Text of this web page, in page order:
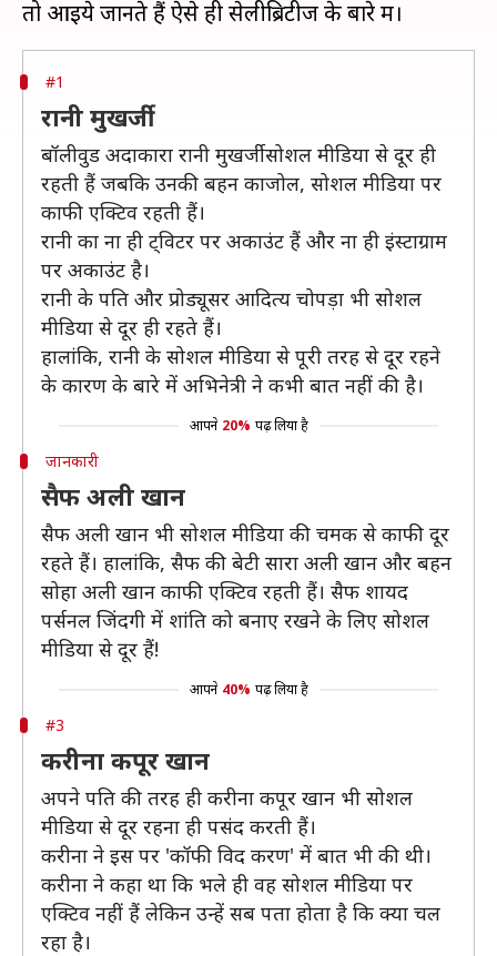
#1
रानी मुखर्जी
बॉलीवुड अदाकारा रानी मुखर्जी सोशल मीडिया से दूर ही
रहती हैं जबकि उनकी बहन काजोल, सोशल मीडिया पर
काफी एक्टिव रहती हैं।
रानी का ना ही ट्विटर पर अकाउंट हैं और ना ही इंस्टाग्राम
पर अकाउंट है।
रानी के पति और प्रोड्यूसर आदित्य चोपड़ा भी सोशल
मीडिया से दूर ही रहते हैं।
हालांकि, रानी के सोशल मीडिया से पूरी तरह से दूर रहने
के कारण के बारे में अभिनेत्री ने कभी बात नहीं की है।
आपने 20% पढ़ लिया है
जानकारी
सैफ अली खान
सैफ अली खान भी सोशल मीडिया की चमक से काफी दूर
रहते हैं। हालांकि, सैफ की बेटी सारा अली खान और बहन
सोहा अली खान काफी एक्टिव रहती हैं। सैफ शायद
पर्सनल जिंदगी में शांति को बनाए रखने के लिए सोशल
मीडिया से दूर हैं!
आपने 40% पढ़ लिया है
#3
करीना कपूर खान
अपने पति की तरह ही करीना कपूर खान भी सोशल
मीडिया से दूर रहना ही पसंद करती हैं।
करीना ने इस पर 'कॉफी विद करण' में बात भी की थी।
करीना ने कहा था कि भले ही वह सोशल मीडिया पर
एक्टिव नहीं हैं लेकिन उन्हें सब पता होता है कि क्या चल
रहा है।